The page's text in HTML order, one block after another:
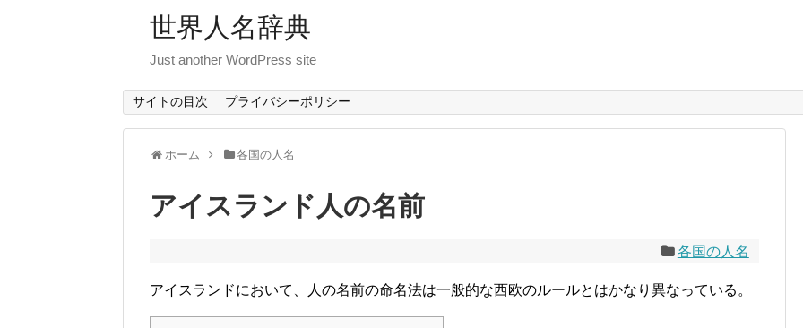
世界人名辞典
Just another WordPress site
サイトの目次 プライバシーポリシー
ホーム 各国の人名
アイスランド人の名前
各国の人名
アイスランドにおいて、人の名前の命名法は一般的な西欧のルールとはかなり異なっている。